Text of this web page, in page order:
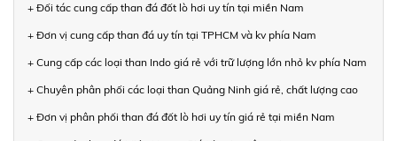
+ Đối tác cung cấp than đá đốt lò hơi uy tín tại miền Nam
+ Đơn vị cung cấp than đá uy tín tại TPHCM và kv phía Nam
+ Cung cấp các loại than Indo giá rẻ với trữ lượng lớn nhỏ kv phía Nam
+ Chuyên phân phối các loại than Quảng Ninh giá rẻ, chất lượng cao
+ Đơn vị phân phối than đá đốt lò hơi uy tín giá rẻ tại miền Nam